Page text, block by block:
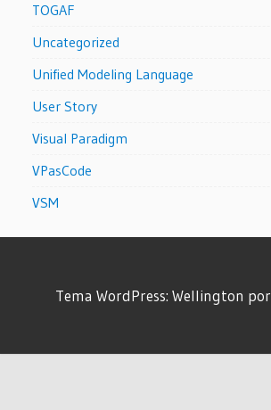
TOGAF
Uncategorized
Unified Modeling Language
User Story
Visual Paradigm
VPasCode
VSM
Tema WordPress: Wellington por